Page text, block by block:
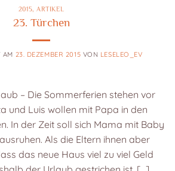
2015,ARTIKEL
23. Türchen
AM 23. DEZEMBER 2015 VON LESELEO_EV
– Die Sommerferien stehen vor
und Luis wollen mit Papa in den
In der Zeit soll sich Mama mit Baby
Als die Eltern ihnen aber
das neue Haus viel zu viel Geld